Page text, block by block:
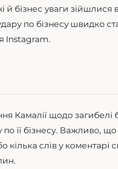
бізнес уваги зійшлися
по бізнесу швидко
Instagram.
Камалії щодо загибелі
її бізнесу. Важливо,
кілька слів у